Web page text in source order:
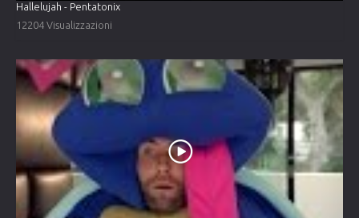
Hallelujah - Pentatonix
12204 Visualizzazioni